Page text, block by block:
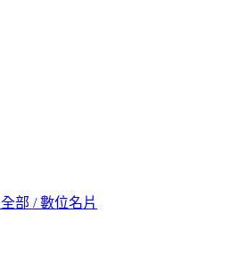
部 / 數位名片